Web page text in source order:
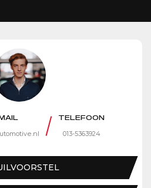
TELEFOON
013-5363924